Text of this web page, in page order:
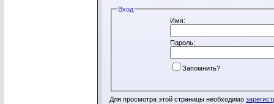
Вход
Имя:
Пароль:
Запомнить?
Для просмотра этой страницы необходимо